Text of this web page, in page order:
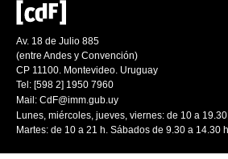
Av. 18 de Julio 885
(entre Andes y Convención)
CP 11100. Montevideo. Uruguay
Tel: [598 2] 1950 7960
Mail: CdF@imm.gub.uy
Lunes, miércoles, jueves, viernes: de 10 a
Martes: de 10 a 21 h. Sábados de 9.30 a 14.30